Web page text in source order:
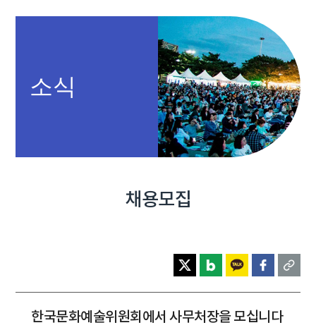
소식
채용모집
한국문화예술위원회에서 사무처장을 모십니다